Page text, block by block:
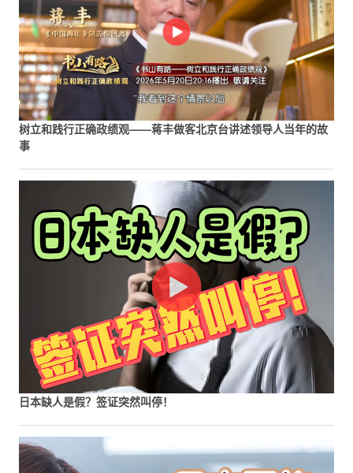
树立和践行正确政绩观——蒋丰做客北京台讲述领导人当年的故
事
日本缺人是假？签证突然叫停！